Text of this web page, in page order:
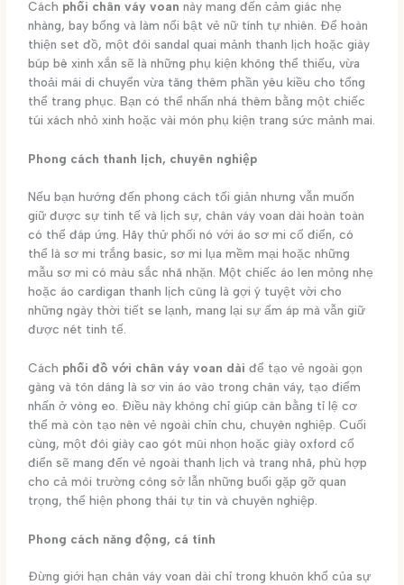
Cách phối chân váy voan này mang đến cảm giác nhẹ
nhàng, bay bổng và làm nổi bật vẻ nữ tính tự nhiên. Để hoàn
thiện set đồ, một đôi sandal quai mảnh thanh lịch hoặc giày
búp bê xinh xắn sẽ là những phụ kiện không thể thiếu, vừa
thoải mái di chuyển vừa tăng thêm phần yêu kiều cho tổng
thể trang phục. Bạn có thể nhấn nhá thêm bằng một chiếc
túi xách nhỏ xinh hoặc vài món phụ kiện trang sức mảnh mai.
Phong cách thanh lịch, chuyên nghiệp
Nếu bạn hướng đến phong cách tối giản nhưng vẫn muốn
giữ được sự tinh tế và lịch sự, chân váy voan dài hoàn toàn
có thể đáp ứng. Hãy thử phối nó với áo sơ mi cổ điển, có
thể là sơ mi trắng basic, sơ mi lụa mềm mại hoặc những
mẫu sơ mi có màu sắc nhã nhặn. Một chiếc áo len mỏng nhẹ
hoặc áo cardigan thanh lịch cũng là gợi ý tuyệt vời cho
những ngày thời tiết se lạnh, mang lại sự ấm áp mà vẫn giữ
được nét tinh tế.
Cách phối đồ với chân váy voan dài để tạo vẻ ngoài gọn
gàng và tôn dáng là sơ vin áo vào trong chân váy, tạo điểm
nhấn ở vòng eo. Điều này không chỉ giúp cân bằng tỉ lệ cơ
thể mà còn tạo nên vẻ ngoài chỉn chu, chuyên nghiệp. Cuối
cùng, một đôi giày cao gót mũi nhọn hoặc giày oxford cổ
điển sẽ mang đến vẻ ngoài thanh lịch và trang nhã, phù hợp
cho cả môi trường công sở lẫn những buổi gặp gỡ quan
trọng, thể hiện phong thái tự tin và chuyên nghiệp.
Phong cách năng động, cá tính
Đừng giới hạn chân váy voan dài chỉ trong khuôn khổ của sự